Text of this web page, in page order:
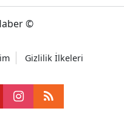
©
Gizlilik İlkeleri